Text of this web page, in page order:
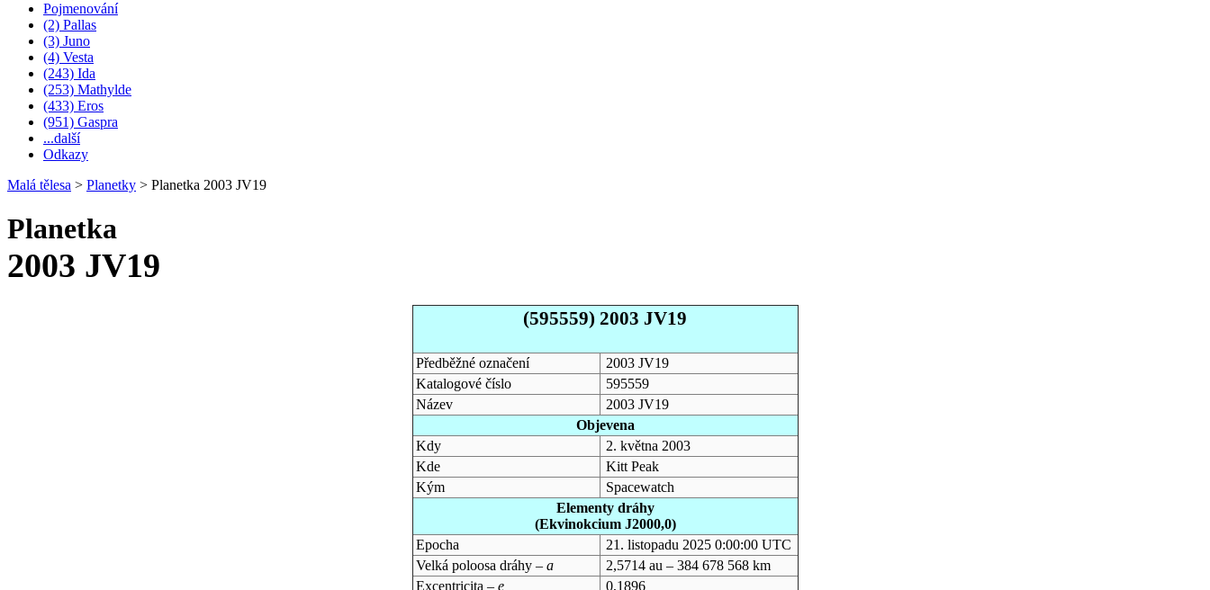
Pojmenování
(2) Pallas
(3) Juno
(4) Vesta
(243) Ida
(253) Mathylde
(433) Eros
(951) Gaspra
...další
Odkazy
Malá tělesa > Planetky > Planetka 2003 JV19
Planetka
2003 JV19
(595559) 2003 JV19
Předběžné označení
2003 JV19
Katalogové číslo
595559
Název
2003 JV19
Objevena
Kdy
2. května 2003
Kde
Kitt Peak
Kým
Spacewatch
Elementy dráhy
(Ekvinokcium J2000,0)
Epocha
21. listopadu 2025 0:00:00 UTC
Velká poloosa dráhy – a
2,5714 au – 384 678 568 km
Excentricita – e
0,1896